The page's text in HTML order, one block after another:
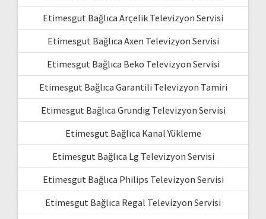
Etimesgut Bağlıca Arçelik Televizyon Servisi
Etimesgut Bağlıca Axen Televizyon Servisi
Etimesgut Bağlıca Beko Televizyon Servisi
Etimesgut Bağlıca Garantili Televizyon Tamiri
Etimesgut Bağlıca Grundig Televizyon Servisi
Etimesgut Bağlıca Kanal Yükleme
Etimesgut Bağlıca Lg Televizyon Servisi
Etimesgut Bağlıca Philips Televizyon Servisi
Etimesgut Bağlıca Regal Televizyon Servisi